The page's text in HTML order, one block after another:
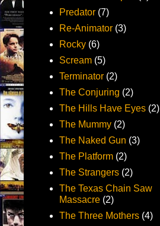
Predator (7)
Re-Animator (3)
Rocky (6)
Scream (5)
Terminator (2)
The Conjuring (2)
The Hills Have Eyes (2)
The Mummy (2)
The Naked Gun (3)
The Platform (2)
The Strangers (2)
The Texas Chain Saw
Massacre (2)
The Three Mothers (4)